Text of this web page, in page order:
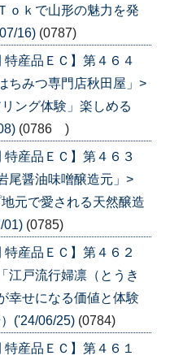
ｋで山形の魅力を発
16) (0787)
特産品ＥＣ】第４６４
みつ専門店秋田屋」>
ング体験」楽しめる
(0786 )
特産品ＥＣ】第４６３
尾醤油味噌醸造元」>
元で愛される天然醸造
01) (0785)
特産品ＥＣ】第４６２
戸流行婦凛（とうき
幸せになる価値と体験
('24/06/25) (0784)
産品ＥＣ】第４６１